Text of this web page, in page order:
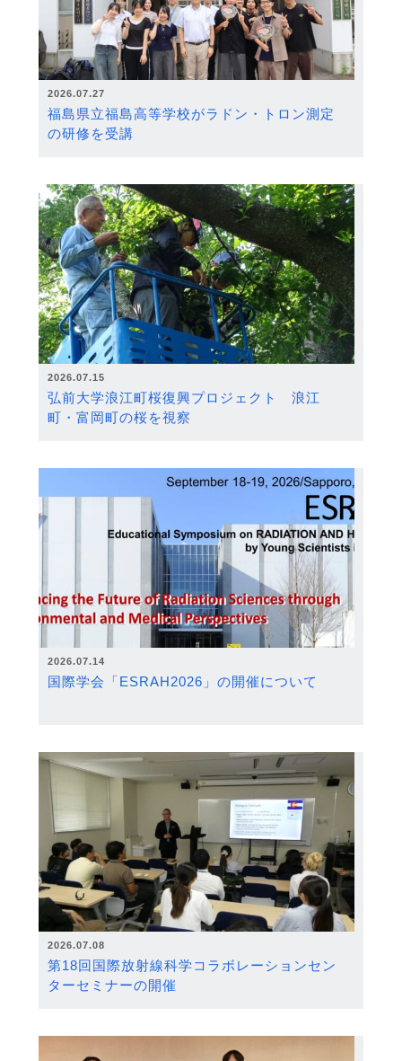
2026.07.27
福島県立福島高等学校がラドン・トロン測定
の研修を受講
2026.07.15
弘前大学浪江町桜復興プロジェクト 浪江
町・富岡町の桜を視察
2026.07.14
国際学会「ESRAH2026」の開催について
2026.07.08
第18回国際放射線科学コラボレーションセン
ターセミナーの開催